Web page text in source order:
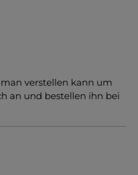
verstellen kann um
an und bestellen ihn bei